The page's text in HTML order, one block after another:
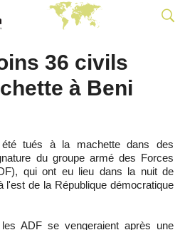
36 civils
à Beni
tués à la machette dans des
du groupe armé des Forces
qui ont eu lieu dans la nuit de
l'est de la République démocratique
ADF se vengeraient après une